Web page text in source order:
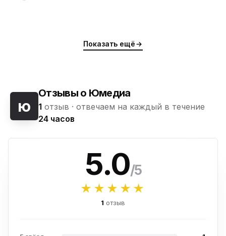
Показать ещё
ю
Отзывы о Юмедиа
1 отзыв · отвечаем на каждый в течение
24 часов
5.0/5
★★★★★
1 отзыв